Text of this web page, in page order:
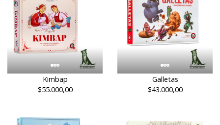
Kimbap
$55.000,00
Galletas
$43.000,00